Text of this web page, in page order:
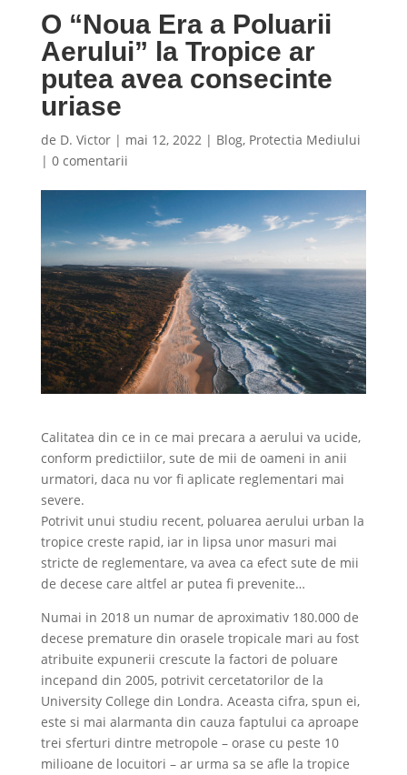
O “Noua Era a Poluarii
Aerului” la Tropice ar
putea avea consecinte
uriase
de D. Victor| mai 12, 2022| Blog, Protectia Mediului
| 0 comentarii
Calitatea din ce in ce mai precara a aerului va ucide,
conform predictiilor, sute de mii de oameni in anii
urmatori, daca nu vor fi aplicate reglementari mai
severe.
Potrivit unui studiu recent, poluarea aerului urban la
tropice creste rapid, iar in lipsa unor masuri mai
stricte de reglementare, va avea ca efect sute de mii
de decese care altfel ar putea fi prevenite…
Numai in 2018 un numar de aproximativ 180.000 de
decese premature din orasele tropicale mari au fost
atribuite expunerii crescute la factori de poluare
incepand din 2005, potrivit cercetatorilor de la
University College din Londra. Aceasta cifra, spun ei,
este si mai alarmanta din cauza faptului ca aproape
trei sferturi dintre metropole – orase cu peste 10
milioane de locuitori – ar urma sa se afle la tropice